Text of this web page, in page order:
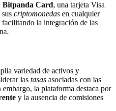
Bitpanda Card, una tarjeta Visa
criptomonedas en cualquier
la integración de las
variedad de activos y
las tasas asociadas con las
la plataforma destaca por
y la ausencia de comisiones